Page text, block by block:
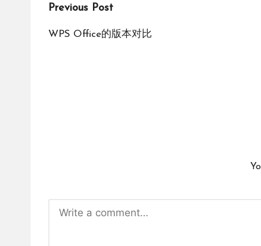
Post
navigation
Previous Post
WPS Office的版本对比